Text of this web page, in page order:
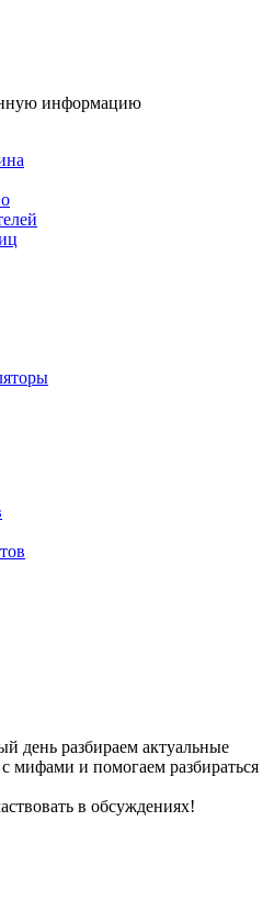
информацию
день разбираем актуальные
мифами и помогаем разбираться
в обсуждениях!